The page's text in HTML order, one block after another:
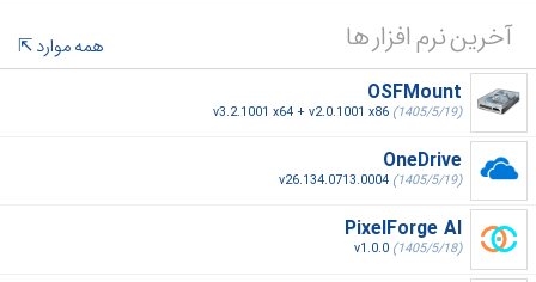
آخرین نرم افزار ها
همه موارد
OSFMount
v3.2.1001 x64 + v2.0.1001 x86 (1405/5/19)
OneDrive
v26.134.0713.0004 (1405/5/19)
PixelForge AI
v1.0.0 (1405/5/18)